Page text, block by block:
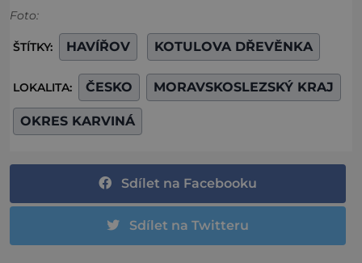
Foto:
ŠTÍTKY: HAVÍŘOV KOTULOVA DŘEVĚNKA
LOKALITA: ČESKO MORAVSKOSLEZSKÝ KRAJ
OKRES KARVINÁ
Sdílet na Facebooku
Sdílet na Twitteru